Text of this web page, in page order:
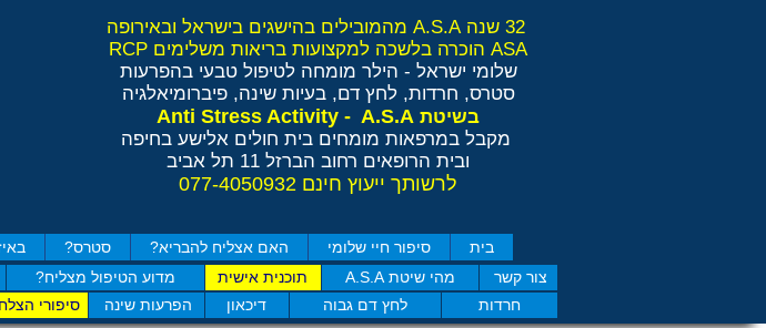
בית סיפור חיי שלומי האם אצליח להבריא? סטרס?
צור קשר מהי שיטת A.S.A
תוכנית אישית
חרדות
לחץ דם גבוה דיכאון
מדוע הטיפול מצליח?
הפרעות שינה
סיפורי
32 שנה A.S.A מהמובילים בהישגים בישראל ובאירופה
ASA הוכרה בלשכה למקצועות בריאות משלימים RCP
שלומי ישראל - הילר מומחה לטיפול טבעי בהפרעות
סטרס, חרדות, לחץ דם, בעיות שינה, פיברומיאלגיה
בשיטתAnti Stress Activity - A.S.A
מקבל במרפאות מומחים בית חולים אלישע בחיפה
ובית הרופאים רחוב הברזל 11 תל אביב
לרשותך ייעוץ חינם 077-4050932